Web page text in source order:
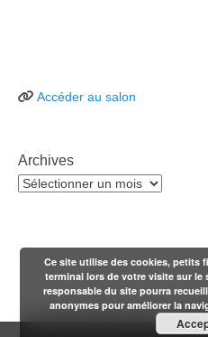
Accéder au salon
Archives
Archives
Ce site utilise des cookies, petits
terminal lors de votre visite sur le
responsable du site pourra
anonymes pour améliorer la